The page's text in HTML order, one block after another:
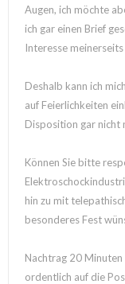
Augen, ich möchte
ich gar einen Brief
Interesse
Deshalb kann ich
auf Feierlichkeiten
Disposition gar nicht
Können Sie bitte
hin zu mit
besonderes Fest
Nachtrag 20 Minuten
ordentlich auf die